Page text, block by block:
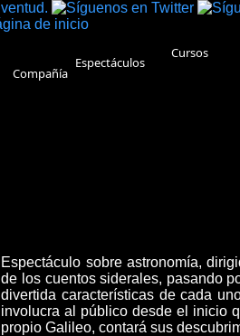
Compañía
Espectáculos
Cursos
Espectáculo sobre astronomía,
de los cuentos siderales, pasando
divertida características de cada
involucra al público desde el inicio
propio Galileo, contará sus